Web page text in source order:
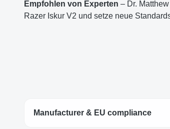
Empfohlen von Experten – Dr.
Razer Iskur V2 und setze neue
Manufacturer & EU compliance